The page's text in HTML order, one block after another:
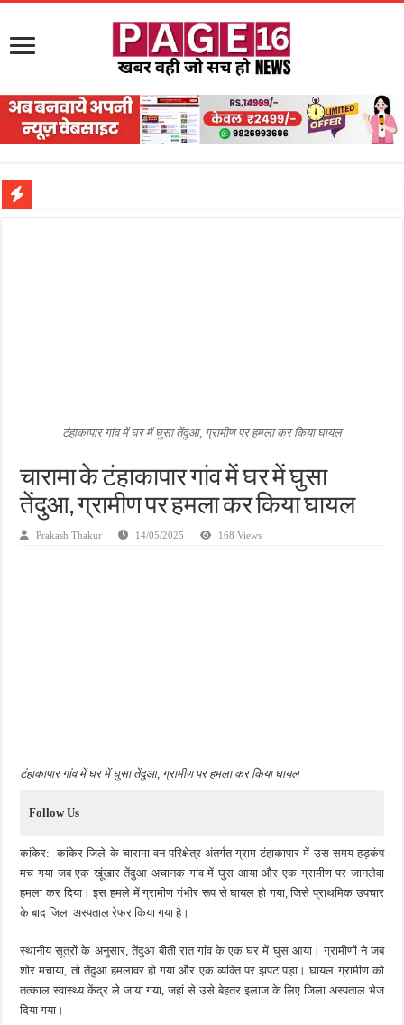
जन सहयोग और पूर्व सैनिकों ने चलाया दूध नदी स्वच्छता अभियान, भारी मात्रा में कचरा हटाया
चिल्ड्रन्स पार्क के जीर्णोद्धार के लिए आगे आई ‘जन सहयोग’, स्वच्छता अभियान से बदली तस्वीर
टंहाकापार गांव में घर में घुसा तेंदुआ, ग्रामीण पर हमला कर किया घायल
चारामा के टंहाकापार गांव में घर में घुसा
तेंदुआ, ग्रामीण पर हमला कर किया घायल
Prakash Thakur 14/05/2025 168 Views
टंहाकापार गांव में घर में घुसा तेंदुआ, ग्रामीण पर हमला कर किया घायल
Follow Us
कांकेर:-कांकेरजिलेकेचारामावनपरिक्षेत्रअंतर्गतग्रामटंहाकापार मेंउससमयहड़कंप
मचगयाजबएकखूंखारतेंदुआ अचानकगांवमेंघुस आयाऔरएकग्रामीणपरजानलेवा
हमलाकरदिया।इसहमलेमेंग्रामीणगंभीररूपसेघायलहोगया,जिसेप्राथमिकउपचार
केबादजिलाअस्पतालरेफरकियागयाहै।
स्थानीयसूत्रोंके अनुसार,तेंदुआबीतीरातगांवकेएकघरमेंघुस आया।ग्रामीणोंनेजब
शोरमचाया,तोतेंदुआहमलावरहोगयाऔरएकव्यक्तिपरझपटपड़ा।घायलग्रामीणको
तत्कालस्वास्थ्यकेंद्रलेजायागया,जहांसेउसेबेहतरइलाजकेलिएजिलाअस्पताल भेज
दियागया।